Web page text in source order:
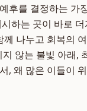
후를 결정하는 가
하는 곳이 바로
나누고 회복의
않는 불빛 아래,
, 왜 많은 이들이